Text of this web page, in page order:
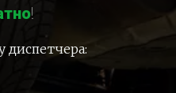
!
диспетчера: